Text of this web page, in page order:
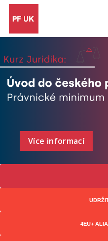
4EU+
Více informací